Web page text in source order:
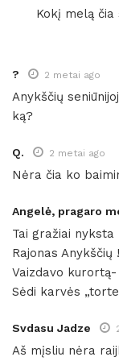
Kokį melą čia
? 2 metai ago
Anykščių
ką?
Q. 2 metai ago
Nėra čia ko
Angelė, pragaro
Tai gražiai nyksta
Rajonas Anykščių !
Vaizdavo kurortą-
Sėdi karvės
Svdasu Jadze
Aš mįsliu nėra